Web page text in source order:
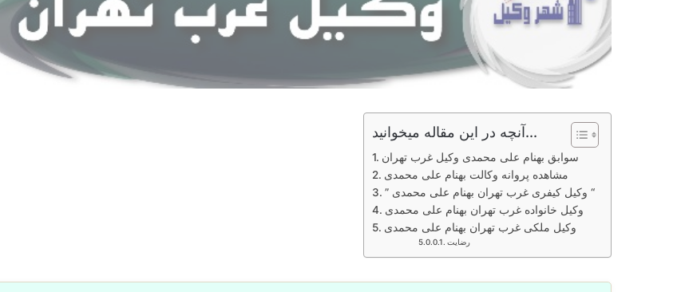
آنچه در این مقاله میخوانید...
سوابق بهنام علی محمدی وکیل غرب تهران
مشاهده پروانه وکالت بهنام علی محمدی
” وکیل کیفری غرب تهران بهنام علی محمدی “
وکیل خانواده غرب تهران بهنام علی محمدی
وکیل ملکی غرب تهران بهنام علی محمدی
رضایت